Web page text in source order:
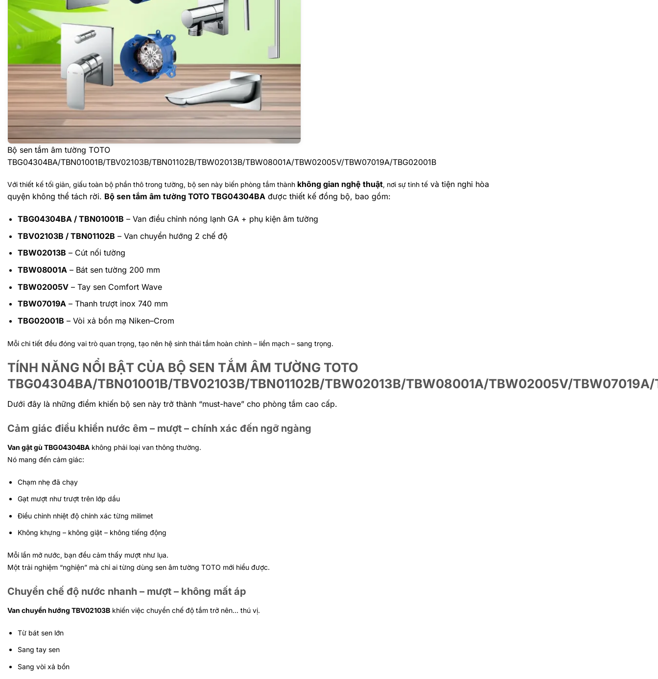
Bộ sen tắm âm tường TOTO
TBG04304BA/TBN01001B/TBV02103B/TBN01102B/TBW02013B/TBW08001A/TBW02005V/TBW07019A/TBG02001B
Với thiết kế tối giản, giấu toàn bộ phần thô trong tường, bộ sen này biến phòng tắm thành không gian nghệ thuật, nơi sự tinh tế và tiện nghi hòa
quyện không thể tách rời. Bộ sen tắm âm tường TOTO TBG04304BA được thiết kế đồng bộ, bao gồm:
TBG04304BA / TBN01001B – Van điều chỉnh nóng lạnh GA + phụ kiện âm tường
TBV02103B / TBN01102B – Van chuyển hướng 2 chế độ
TBW02013B – Cút nối tường
TBW08001A – Bát sen tường 200 mm
TBW02005V– Tay sen Comfort Wave
TBW07019A– Thanh trượt inox 740 mm
TBG02001B – Vòi xả bồn mạ Niken–Crom
Mỗi chi tiết đều đóng vai trò quan trọng, tạo nên hệ sinh thái tắm hoàn chỉnh – liền mạch – sang trọng.
TÍNH NĂNG NỔI BẬT CỦA BỘ SEN TẮM ÂM TƯỜNG TOTO
TBG04304BA/TBN01001B/TBV02103B/TBN01102B/TBW02013B/TBW08001A/TBW02005V/TBW07019A/
Dưới đây là những điểm khiến bộ sen này trở thành “must-have” cho phòng tắm cao cấp.
Cảm giác điều khiển nước êm – mượt – chính xác đến ngỡ ngàng
Van gật gù TBG04304BA không phải loại van thông thường.
Nó mang đến cảm giác:
Chạm nhẹ đã chạy
Gạt mượt như trượt trên lớp dầu
Điều chỉnh nhiệt độ chính xác từng milimet
Không khựng – không giật – không tiếng động
Mỗi lần mở nước, bạn đều cảm thấy mượt như lụa.
Một trải nghiệm “nghiện” mà chỉ ai từng dùng sen âm tường TOTO mới hiểu được.
Chuyển chế độ nước nhanh – mượt – không mất áp
Van chuyển hướng TBV02103B khiến việc chuyển chế độ tắm trở nên… thú vị.
Từ bát sen lớn
Sang tay sen
Sang vòi xả bồn